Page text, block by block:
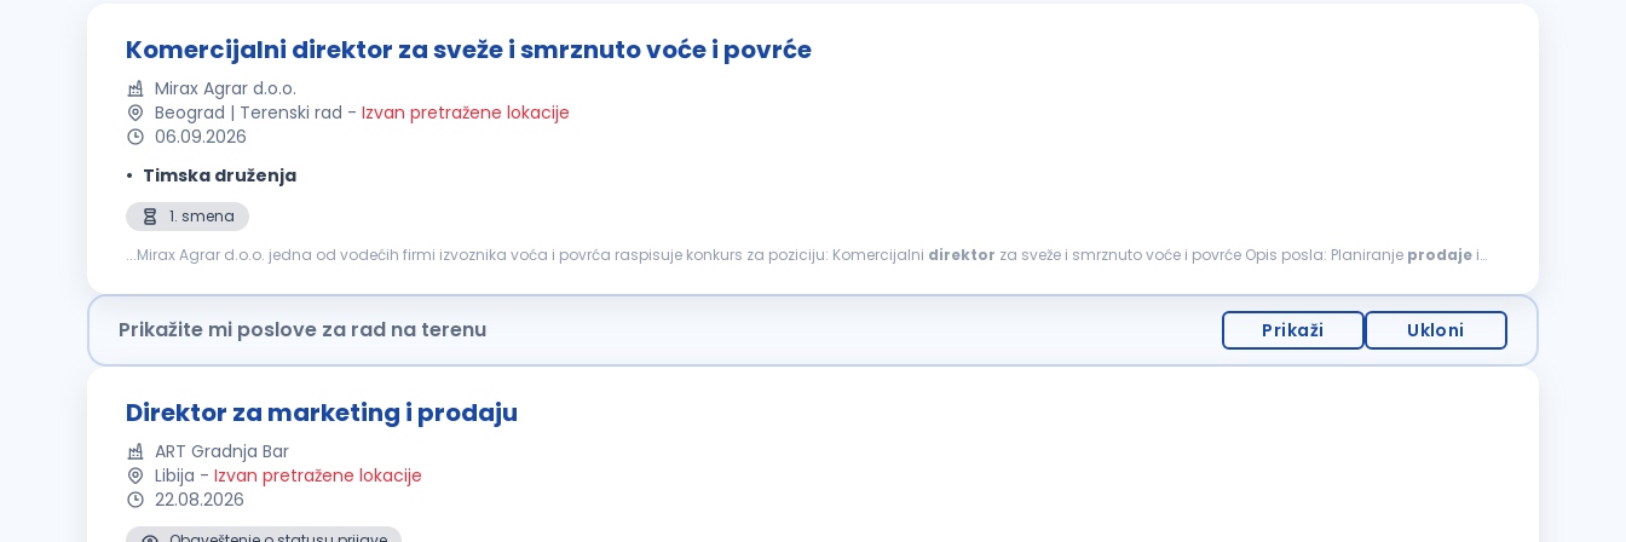
Komercijalni direktor za sveže i smrznuto voće i povrće
Mirax Agrar d.o.o.
Beograd | Terenski rad - Izvan pretražene lokacije
06.09.2026
Timska druženja
1. smena
...Mirax Agrar d.o.o. jedna od vodećih firmi izvoznika voća i povrća raspisuje konkurs za poziciju: Komercijalni direktor za sveže i smrznuto voće i povrće Opis posla: Planiranje prodaje i
Prikažite mi poslove za rad na terenu Prikaži Ukloni
Direktor za marketing i prodaju
ART Gradnja Bar
Libija - Izvan pretražene lokacije
22.08.2026